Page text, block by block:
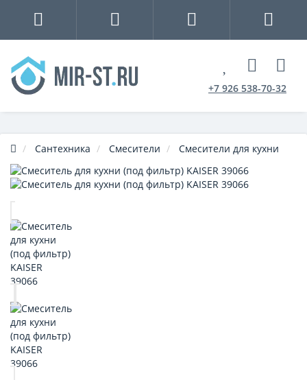
+7 926 538-70-32
Сантехника Смесители Смесители для кухни